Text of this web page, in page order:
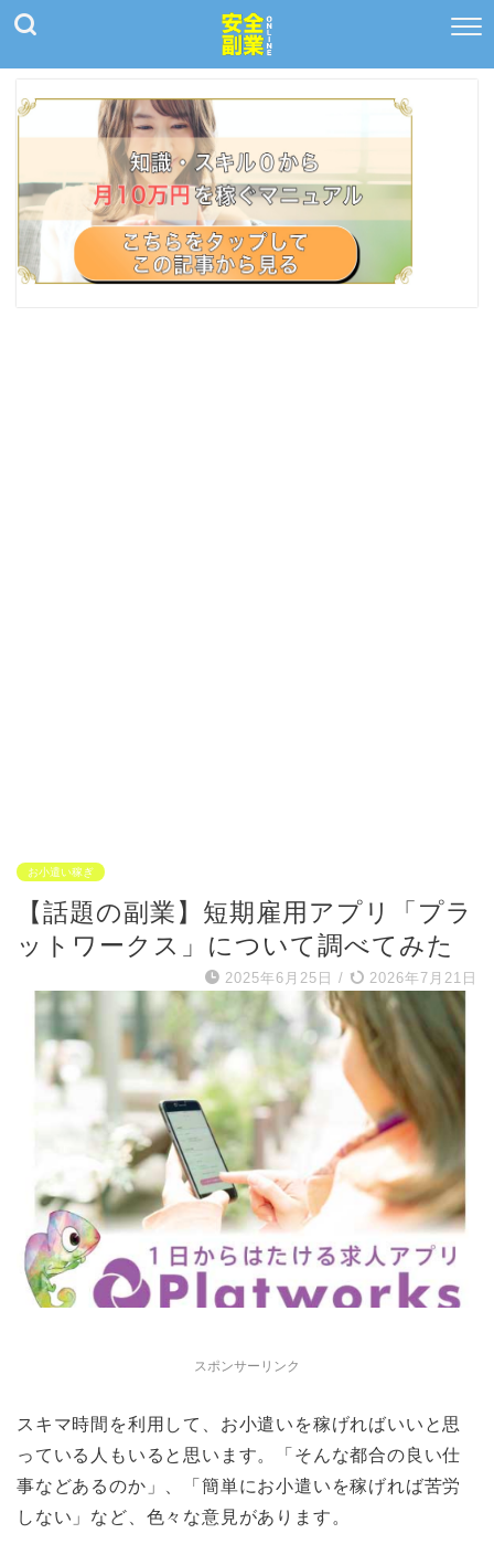
お小遣い稼ぎ
【話題の副業】短期雇用アプリ「プラ
ットワークス」について調べてみた
2025年6月25日 / 2026年7月21日
スポンサーリンク
スキマ時間を利用して、お小遣いを稼げればいいと思
っている人もいると思います。「そんな都合の良い仕
事などあるのか」、「簡単にお小遣いを稼げれば苦労
しない」など、色々な意見があります。